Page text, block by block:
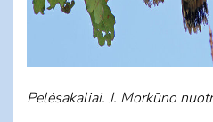
Pelėsakaliai. J. Morkūno